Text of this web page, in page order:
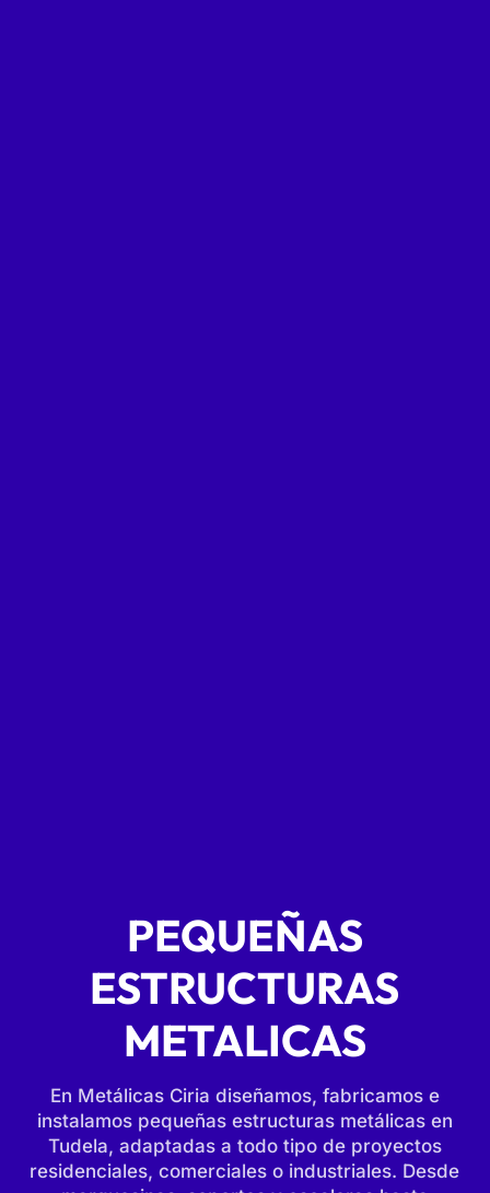
PEQUEÑAS
ESTRUCTURAS
METALICAS
En Metálicas Ciria diseñamos, fabricamos e
instalamos pequeñas estructuras metálicas en
Tudela, adaptadas a todo tipo de proyectos
residenciales, comerciales o industriales. Desde